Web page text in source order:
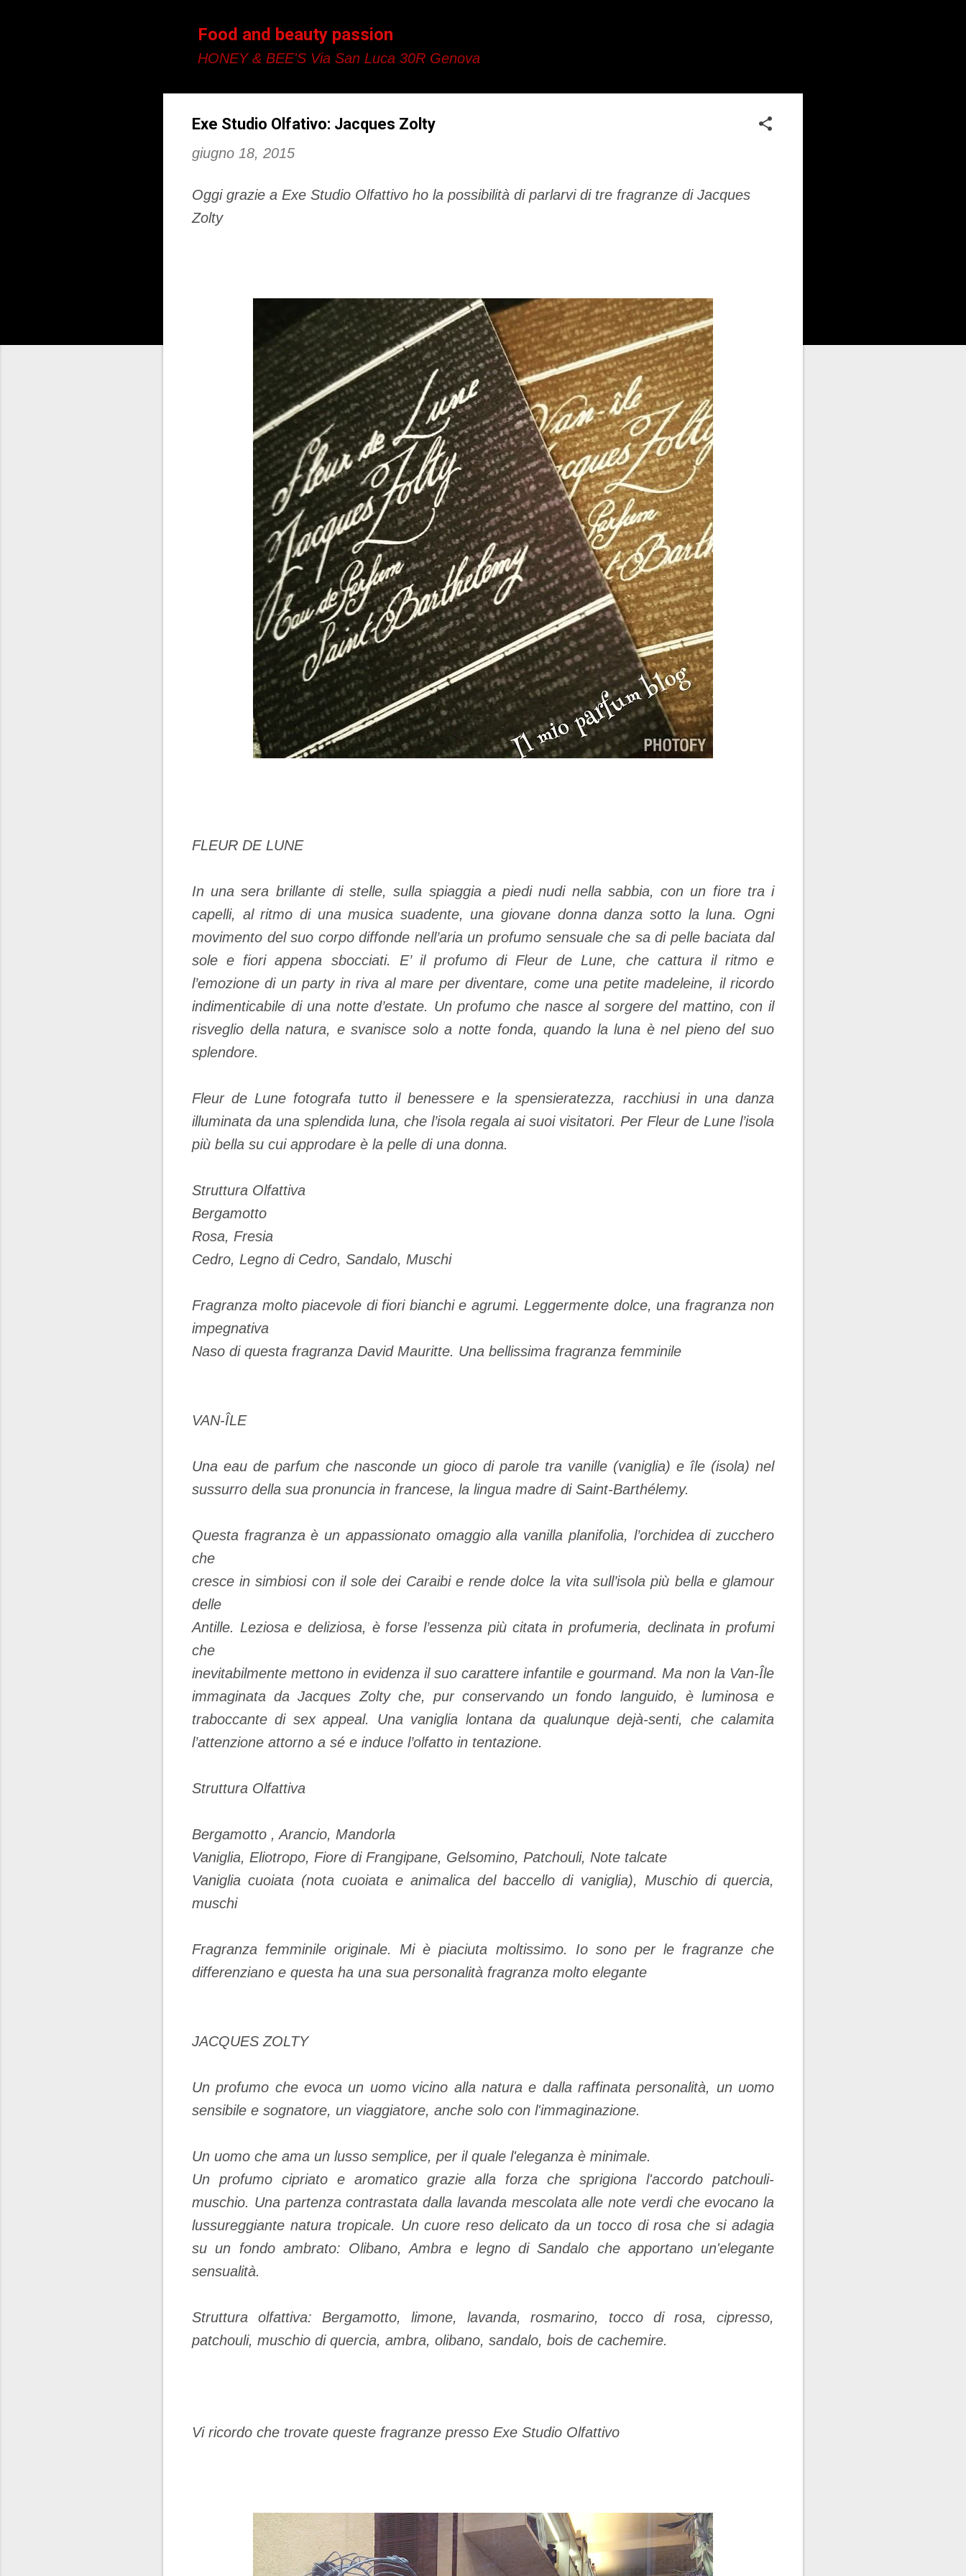
Food and beauty passion
HONEY & BEE'S Via San Luca 30R Genova
Exe Studio Olfativo: Jacques Zolty
giugno 18, 2015
Oggi grazie a Exe Studio Olfattivo ho la possibilità di parlarvi di tre fragranze di Jacques
Zolty
FLEUR DE LUNE
In una sera brillante di stelle, sulla spiaggia a piedi nudi nella sabbia, con un fiore tra i
capelli, al ritmo di una musica suadente, una giovane donna danza sotto la luna. Ogni
movimento del suo corpo diffonde nell’aria un profumo sensuale che sa di pelle baciata dal
sole e fiori appena sbocciati. E’ il profumo di Fleur de Lune, che cattura il ritmo e
l’emozione di un party in riva al mare per diventare, come una petite madeleine, il ricordo
indimenticabile di una notte d’estate. Un profumo che nasce al sorgere del mattino, con il
risveglio della natura, e svanisce solo a notte fonda, quando la luna è nel pieno del suo
splendore.
Fleur de Lune fotografa tutto il benessere e la spensieratezza, racchiusi in una danza
illuminata da una splendida luna, che l’isola regala ai suoi visitatori. Per Fleur de Lune l’isola
più bella su cui approdare è la pelle di una donna.
Struttura Olfattiva
Bergamotto
Rosa, Fresia
Cedro, Legno di Cedro, Sandalo, Muschi
Fragranza molto piacevole di fiori bianchi e agrumi. Leggermente dolce, una fragranza non
impegnativa
Naso di questa fragranza David Mauritte. Una bellissima fragranza femminile
VAN-ÎLE
Una eau de parfum che nasconde un gioco di parole tra vanille (vaniglia) e île (isola) nel
sussurro della sua pronuncia in francese, la lingua madre di Saint-Barthélemy.
Questa fragranza è un appassionato omaggio alla vanilla planifolia, l’orchidea di zucchero
che
cresce in simbiosi con il sole dei Caraibi e rende dolce la vita sull’isola più bella e glamour
delle
Antille. Leziosa e deliziosa, è forse l’essenza più citata in profumeria, declinata in profumi
che
inevitabilmente mettono in evidenza il suo carattere infantile e gourmand. Ma non la Van-Île
immaginata da Jacques Zolty che, pur conservando un fondo languido, è luminosa e
traboccante di sex appeal. Una vaniglia lontana da qualunque dejà-senti, che calamita
l’attenzione attorno a sé e induce l’olfatto in tentazione.
Struttura Olfattiva
Bergamotto , Arancio, Mandorla
Vaniglia, Eliotropo, Fiore di Frangipane, Gelsomino, Patchouli, Note talcate
Vaniglia cuoiata (nota cuoiata e animalica del baccello di vaniglia), Muschio di quercia,
muschi
Fragranza femminile originale. Mi è piaciuta moltissimo. Io sono per le fragranze che
differenziano e questa ha una sua personalità fragranza molto elegante
JACQUES ZOLTY
Un profumo che evoca un uomo vicino alla natura e dalla raffinata personalità, un uomo
sensibile e sognatore, un viaggiatore, anche solo con l'immaginazione.
Un uomo che ama un lusso semplice, per il quale l'eleganza è minimale.
Un profumo cipriato e aromatico grazie alla forza che sprigiona l'accordo patchouli-
muschio. Una partenza contrastata dalla lavanda mescolata alle note verdi che evocano la
lussureggiante natura tropicale. Un cuore reso delicato da un tocco di rosa che si adagia
su un fondo ambrato: Olibano, Ambra e legno di Sandalo che apportano un'elegante
sensualità.
Struttura olfattiva: Bergamotto, limone, lavanda, rosmarino, tocco di rosa, cipresso,
patchouli, muschio di quercia, ambra, olibano, sandalo, bois de cachemire.
Vi ricordo che trovate queste fragranze presso Exe Studio Olfattivo